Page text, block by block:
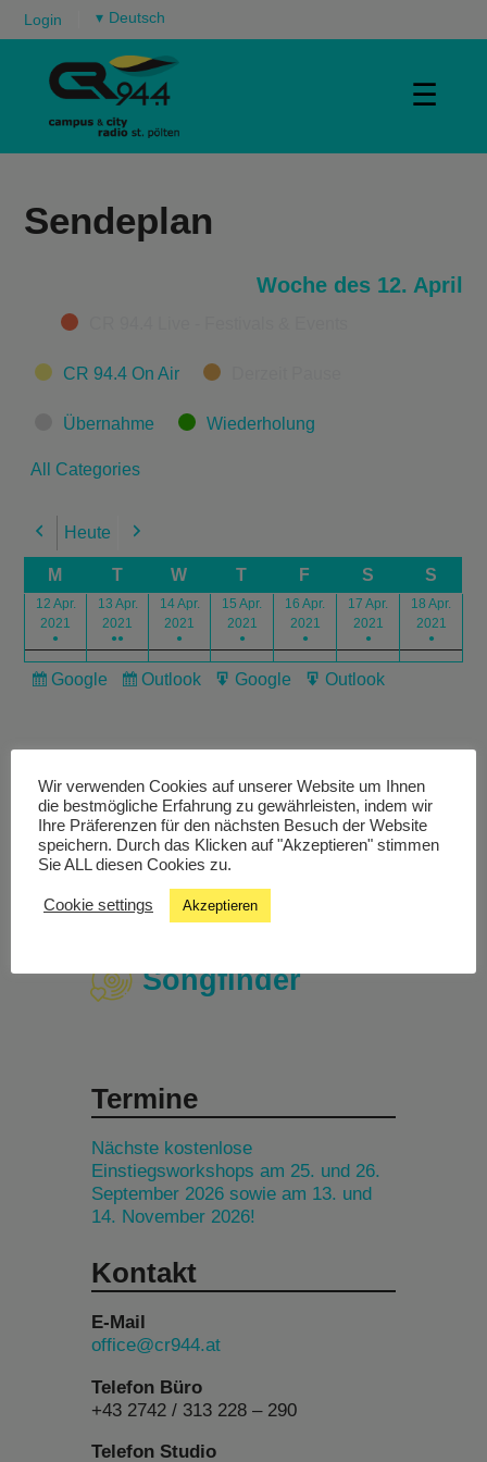
Login ▾
☰
Sendeplan
Woche des 12. April
Categories
CR 94.4 On Air
Übernahme Wiederholung
All Categories
Previous
Heute Next
M T W T F S S
12 Apr.
2021
●
13 Apr.
2021
●●
14 Apr.
2021
●
15 Apr.
2021
●
16 Apr.
2021
●
17 Apr.
2021
●
18 Apr.
2021
●
Subscribe
Google
Subscribe
Outlook
Export
Google
Export
Outlook
Livestream
Studiochat
Songfinder
Termine
Nächste kostenlose
Einstiegsworkshops am 25. und 26.
September 2026 sowie am 13. und
14. November 2026!
Kontakt
E-Mail
office@cr944.at
Telefon Büro
+43 2742 / 313 228 – 290
Telefon Studio
Wir verwenden Cookies auf unserer Website um Ihnen
die bestmögliche Erfahrung zu gewährleisten, indem wir
Ihre Präferenzen für den nächsten Besuch der Website
speichern. Durch das Klicken auf "Akzeptieren" stimmen
Sie ALL diesen Cookies zu.
Cookie settings Akzeptieren